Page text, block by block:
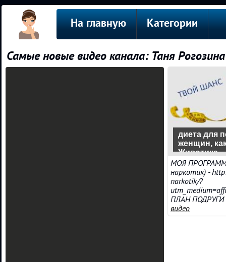
На главную Категории
Самые новые видео канала: Таня Рогозина
диета для
женщин,
Животика
МОЯ
наркотик) -
narkotik/?
ПЛАН ПОДРУГИ
видео